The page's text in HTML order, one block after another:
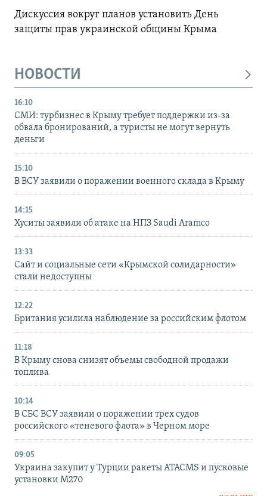
Дискуссия вокруг планов установить День
защиты прав украинской общины Крыма
НОВОСТИ
16:10
СМИ: турбизнес в Крыму требует поддержки из-за
обвала бронирований, а туристы не могут вернуть
деньги
15:10
В ВСУ заявили о поражении военного склада в Крыму
14:15
Хуситы заявили об атаке на НПЗ Saudi Aramco
13:33
Сайт и социальные сети «Крымской солидарности»
стали недоступны
12:22
Британия усилила наблюдение за российским флотом
11:18
В Крыму снова снизят объемы свободной продажи
топлива
10:14
В СБС ВСУ заявили о поражении трех судов
российского «теневого флота» в Черном море
09:05
Украина закупит у Турции ракеты ATACMS и пусковые
установки M270